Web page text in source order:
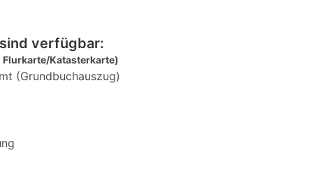
verfügbar:
Flurkarte/Katasterkarte)
(Grundbuchauszug)